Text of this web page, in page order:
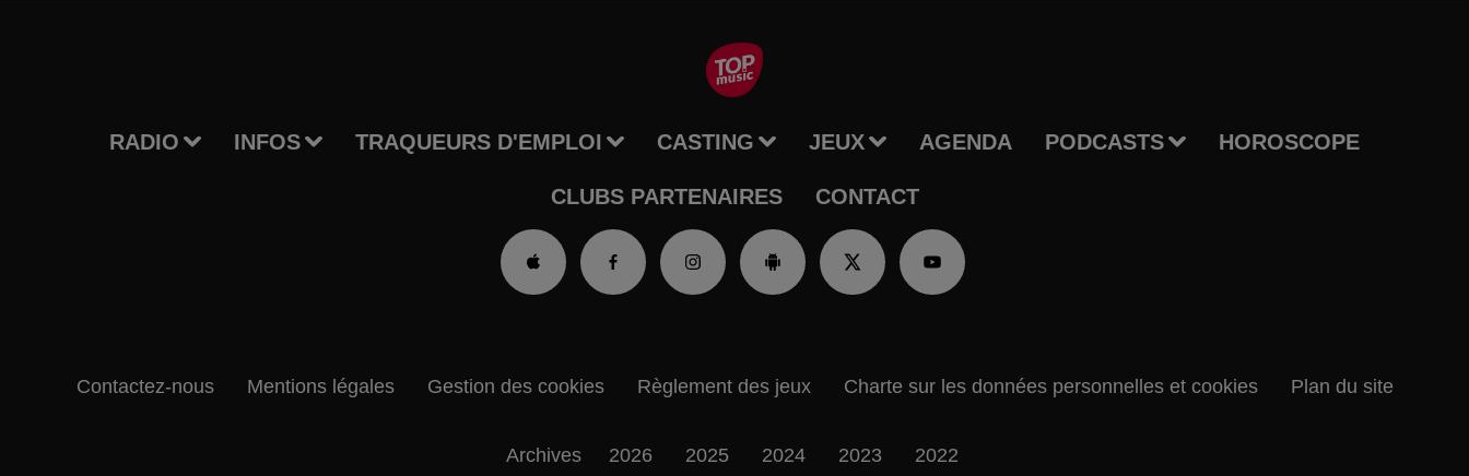
RADIO INFOS TRAQUEURS D'EMPLOI CASTING JEUX AGENDA PODCASTS HOROSCOPE
CLUBS PARTENAIRES CONTACT
Contactez-nous Mentions légales Gestion des cookies Règlement des jeux Charte sur les données personnelles et cookies Plan du site
Archives 2026 2025 2024 2023 2022